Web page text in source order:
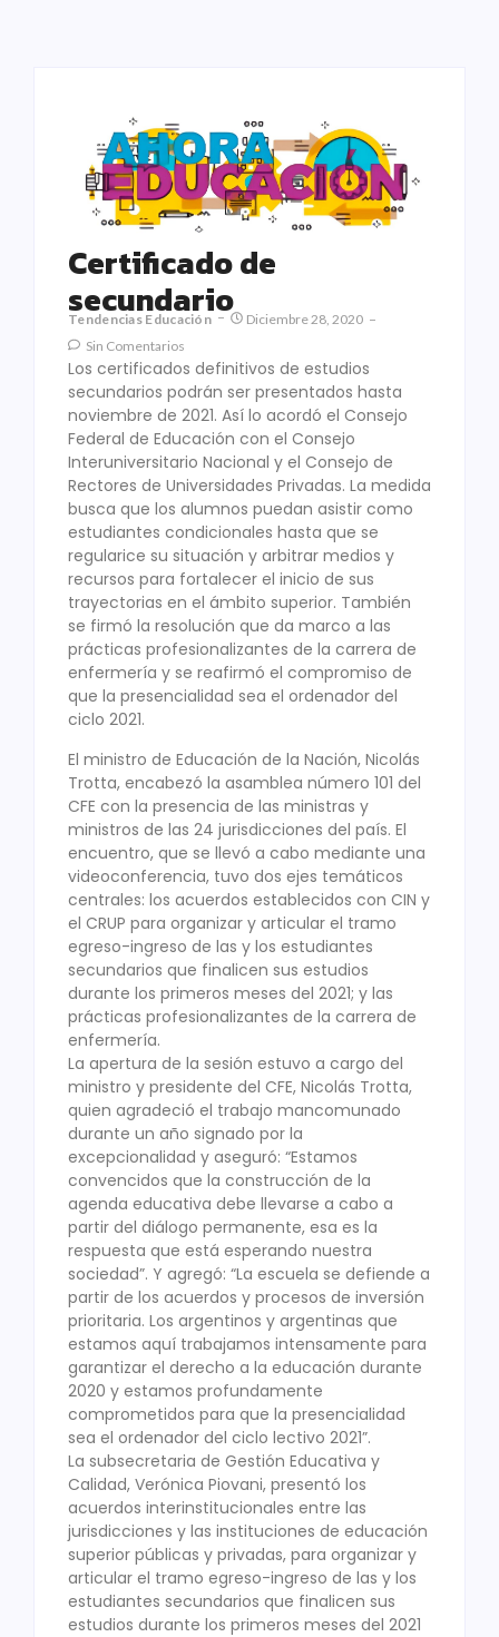
Certificado de
secundario
Tendencias Educación
Diciembre 28, 2020
Sin Comentarios
Los certificados definitivos de estudios
secundarios podrán ser presentados hasta
noviembre de 2021. Así lo acordó el Consejo
Federal de Educación con el Consejo
Interuniversitario Nacional y el Consejo de
Rectores de Universidades Privadas. La medida
busca que los alumnos puedan asistir como
estudiantes condicionales hasta que se
regularice su situación y arbitrar medios y
recursos para fortalecer el inicio de sus
trayectorias en el ámbito superior. También
se firmó la resolución que da marco a las
prácticas profesionalizantes de la carrera de
enfermería y se reafirmó el compromiso de
que la presencialidad sea el ordenador del
ciclo 2021.
El ministro de Educación de la Nación, Nicolás
Trotta, encabezó la asamblea número 101 del
CFE con la presencia de las ministras y
ministros de las 24 jurisdicciones del país. El
encuentro, que se llevó a cabo mediante una
videoconferencia, tuvo dos ejes temáticos
centrales: los acuerdos establecidos con CIN y
el CRUP para organizar y articular el tramo
egreso-ingreso de las y los estudiantes
secundarios que finalicen sus estudios
durante los primeros meses del 2021; y las
prácticas profesionalizantes de la carrera de
enfermería.
La apertura de la sesión estuvo a cargo del
ministro y presidente del CFE, Nicolás Trotta,
quien agradeció el trabajo mancomunado
durante un año signado por la
excepcionalidad y aseguró: “Estamos
convencidos que la construcción de la
agenda educativa debe llevarse a cabo a
partir del diálogo permanente, esa es la
respuesta que está esperando nuestra
sociedad”. Y agregó: “La escuela se defiende a
partir de los acuerdos y procesos de inversión
prioritaria. Los argentinos y argentinas que
estamos aquí trabajamos intensamente para
garantizar el derecho a la educación durante
2020 y estamos profundamente
comprometidos para que la presencialidad
sea el ordenador del ciclo lectivo 2021”.
La subsecretaria de Gestión Educativa y
Calidad, Verónica Piovani, presentó los
acuerdos interinstitucionales entre las
jurisdicciones y las instituciones de educación
superior públicas y privadas, para organizar y
articular el tramo egreso-ingreso de las y los
estudiantes secundarios que finalicen sus
estudios durante los primeros meses del 2021